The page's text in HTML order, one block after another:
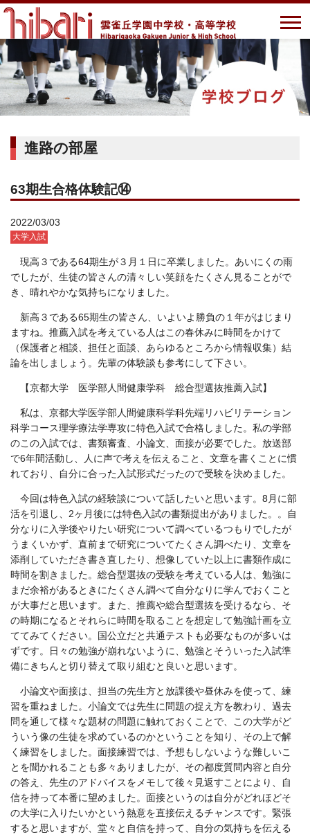
進路の部屋
63期生合格体験記⑭
2022/03/03
大学入試
現高３である64期生が３月１日に卒業しました。あいにくの雨
でしたが、生徒の皆さんの清々しい笑顔をたくさん見ることがで
き、晴れやかな気持ちになりました。
新高３である65期生の皆さん、いよいよ勝負の１年がはじまり
ますね。推薦入試を考えている人はこの春休みに時間をかけて
（保護者と相談、担任と面談、あらゆるところから情報収集）結
論を出しましょう。先輩の体験談も参考にして下さい。
【京都大学 医学部人間健康学科 総合型選抜推薦入試】
私は、京都大学医学部人間健康科学科先端リハビリテーション
科学コース理学療法学専攻に特色入試で合格しました。私の学部
のこの入試では、書類審査、小論文、面接が必要でした。放送部
で6年間活動し、人に声で考えを伝えること、文章を書くことに慣
れており、自分に合った入試形式だったので受験を決めました。
今回は特色入試の経験談について話したいと思います。8月に部
活を引退し、 2ヶ月後には特色入試の書類提出がありました。。自
分なりに入学後やりたい研究について調べているつもりでしたが
うまくいかず、直前まで研究についてたくさん調べたり、文章を
添削していただき書き直したり、想像していた以上に書類作成に
時間を割きました。総合型選抜の受験を考えている人は、勉強に
まだ余裕があるときにたくさん調べて自分なりに学んでおくこと
が大事だと思います。また、推薦や総合型選抜を受けるなら、そ
の時期になるとそれらに時間を取ることを想定して勉強計画を立
ててみてください。国公立だと共通テストも必要なものが多いは
ずです。日々の勉強が崩れないように、勉強とそういった入試準
備にきちんと切り替えて取り組むと良いと思います。
小論文や面接は、担当の先生方と放課後や昼休みを使って、練
習を重ねました。小論文では先生に問題の捉え方を教わり、過去
問を通して様々な題材の問題に触れておくことで、この大学がど
ういう像の生徒を求めているのかということを知り、その上で解
く練習をしました。面接練習では、予想もしないような難しいこ
とを聞かれることも多々ありましたが、その都度質問内容と自分
の答え、先生のアドバイスをメモして後々見返すことにより、自
信を持って本番に望めました。面接というのは自分がどれほどそ
の大学に入りたいかという熱意を直接伝えるチャンスです。緊張
すると思いますが、堂々と自信を持って、自分の気持ちを伝える